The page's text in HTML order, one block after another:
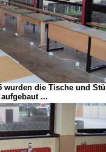
wurden die Tische und
aufgebaut ...